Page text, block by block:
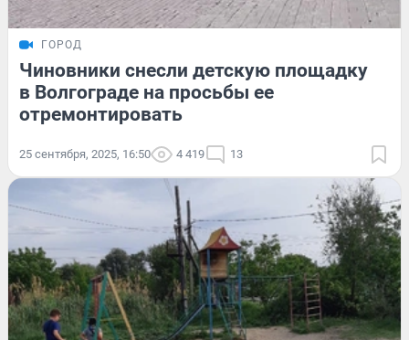
ГОРОД
Чиновники снесли детскую площадку
в Волгограде на просьбы ее
отремонтировать
25 сентября, 2025, 16:50 4 419 13